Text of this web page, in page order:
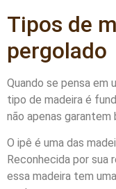
Tipos de
pergolado
Quando se pensa em
tipo de madeira é
não apenas garantem
O ipê é uma das
Reconhecida por sua
essa madeira tem